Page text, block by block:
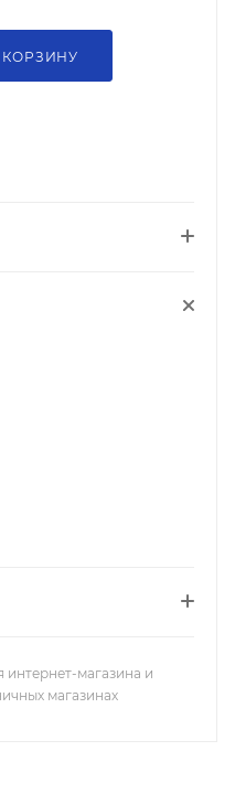
КОРЗИНУ
интернет-магазина и
магазинах